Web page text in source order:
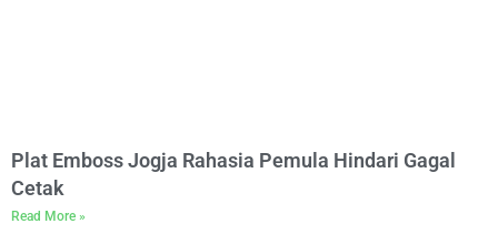
Plat Emboss Jogja Rahasia Pemula Hindari Gagal
Cetak
Read More »